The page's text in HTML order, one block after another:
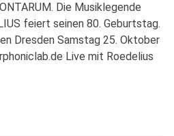
Die Musiklegende
feiert seinen 80. Geburtstag.
Dresden Samstag 25. Oktober
Live mit Roedelius